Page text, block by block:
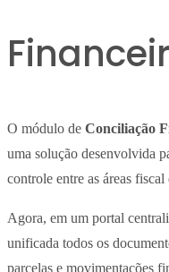
O módulo de Conciliação
uma solução desenvolvida
controle entre as áreas
Agora, em um portal
unificada todos os
parcelas e movimentações